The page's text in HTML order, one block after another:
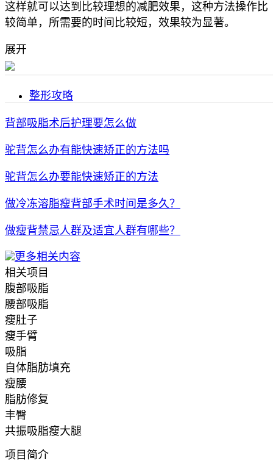
这样就可以达到比较理想的减肥效果，这种方法操作比
较简单，所需要的时间比较短，效果较为显著。
展开
整形攻略
背部吸脂术后护理要怎么做
驼背怎么办有能快速矫正的方法吗
驼背怎么办要能快速矫正的方法
做冷冻溶脂瘦背部手术时间是多久？
做瘦背禁忌人群及适宜人群有哪些？
更多相关内容
相关项目
腹部吸脂
腰部吸脂
瘦肚子
瘦手臂
吸脂
自体脂肪填充
瘦腰
脂肪修复
丰臀
共振吸脂瘦大腿
项目简介